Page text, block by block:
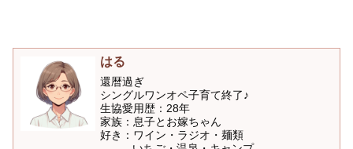
はる
還暦過ぎ
シングルワンオペ子育て終了♪
生協愛用歴：28年
家族：息子とお嫁ちゃん
好き：ワイン・ラジオ・麺類